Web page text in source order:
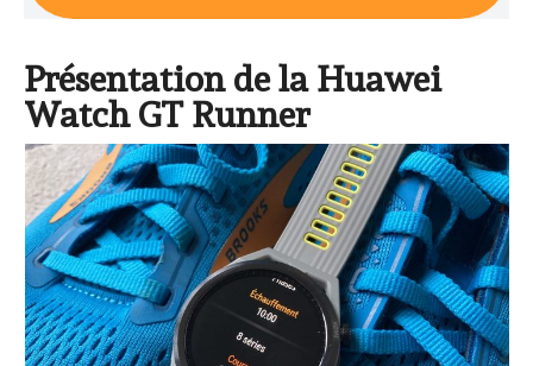
Présentation de la Huawei
Watch GT Runner